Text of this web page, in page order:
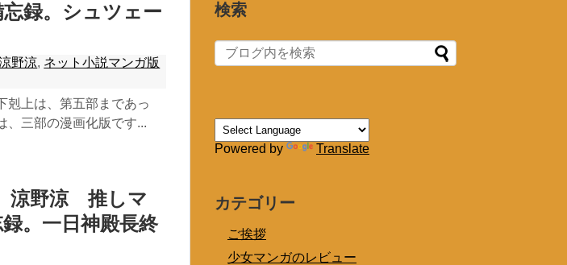
録。シュツェー
野涼, ネット小説マンガ版
剋上は、第五部まであっ
、三部の漫画化版です...
涼野涼 推しマ
。一日神殿長終
検索
Powered by Translate
カテゴリー
ご挨拶
少女マンガのレビュー